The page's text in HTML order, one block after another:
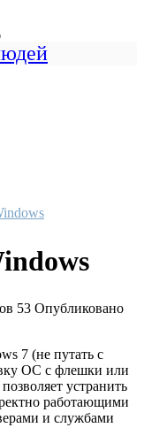
53 Опубликовано
7 (не путать с
ОС с флешки или
устранить
работающими
и службами